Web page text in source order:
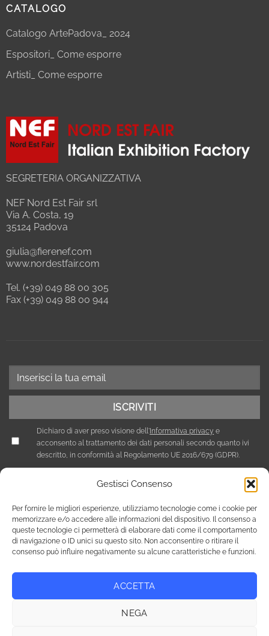
Gestisci Consenso
Per fornire le migliori esperienze, utilizziamo tecnologie come i cookie per
memorizzare e/o accedere alle informazioni del dispositivo. Il consenso a
queste tecnologie ci permetterà di elaborare dati come il comportamento
di navigazione o ID unici su questo sito. Non acconsentire o ritirare il
consenso può influire negativamente su alcune caratteristiche e funzioni.
ACCETTA
NEGA
CATALOGO
Catalogo ArtePadova_ 2024
Espositori_ Come esporre
Artisti_ Come esporre
SEGRETERIA ORGANIZZATIVA
NEF Nord Est Fair srl
Via A. Costa, 19
35124 Padova
giulia@fierenef.com
www.nordestfair.com
Tel. (+39) 049 88 00 305
Fax (+39) 049 88 00 944
Dichiaro di aver preso visione dell' Informativa privacy e
acconsento al trattamento dei dati personali secondo quanto ivi
descritto, in conformità al Regolamento UE 2016/679 (GDPR).
Privacy Policy Cookie Policy (UE)
Copyright 2026 © Tutti i diritti riservati / NEF Nord Est Fair srl ,